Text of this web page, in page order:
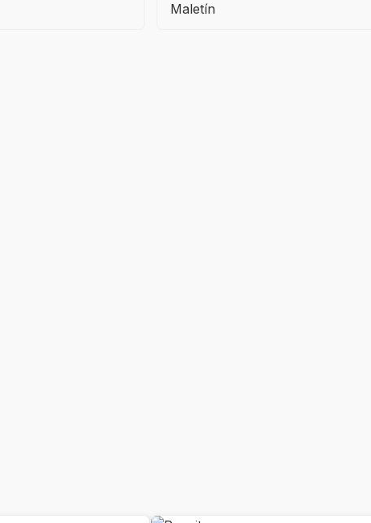
Maletín